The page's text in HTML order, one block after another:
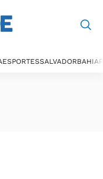
ESPORTESSALVADORBAHIA